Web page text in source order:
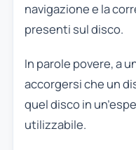
navigazione e la
presenti sul disco.
In parole povere, a
accorgersi che un
quel disco in
utilizzabile.